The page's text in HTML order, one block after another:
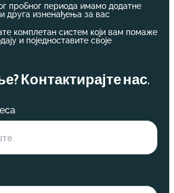
пробног периода имамо додатне
друга изненађења за вас
комплетан систем који вам помаже
и поједноставите своје
Контактирајте нас.